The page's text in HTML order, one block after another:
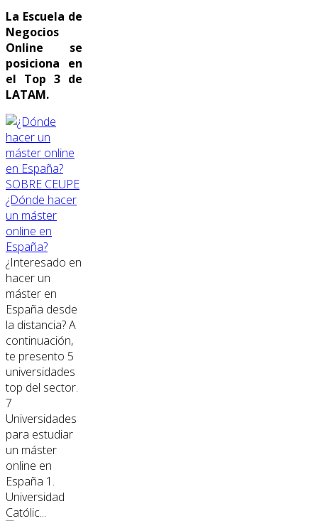
La Escuela de
Negocios
Online se
posiciona en
el Top 3 de
LATAM.
SOBRE CEUPE
¿Dónde hacer
un máster
online en
España?
¿Interesado en
hacer un
máster en
España desde
la distancia? A
continuación,
te presento 5
universidades
top del sector.
7
Universidades
para estudiar
un máster
online en
España 1.
Universidad
Católic...